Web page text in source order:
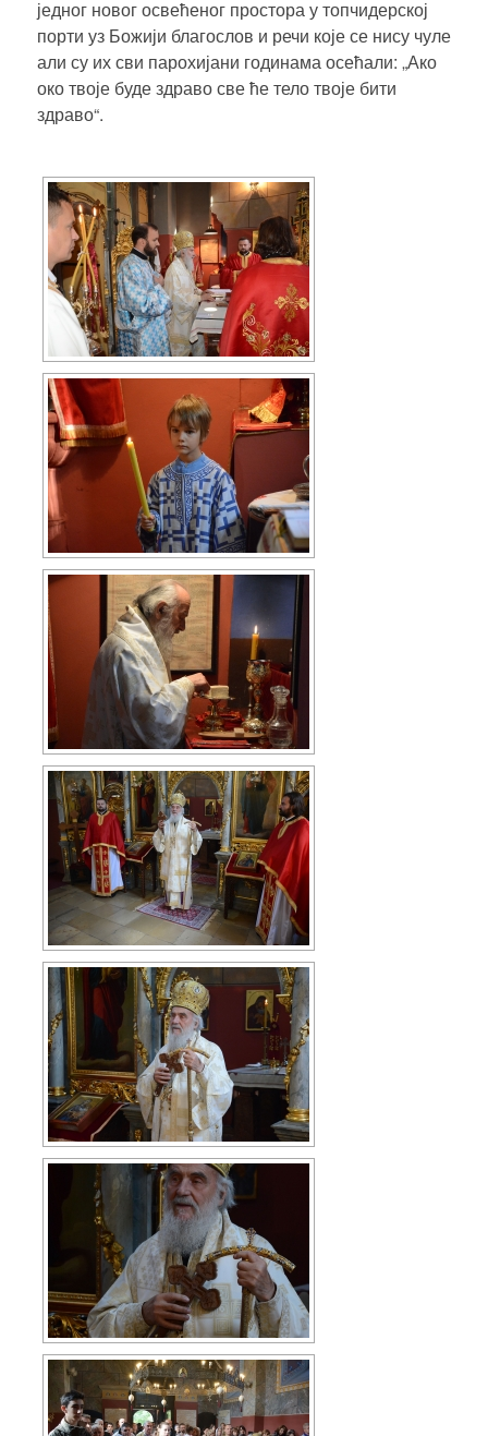
једног новог освећеног простора у топчидерској
порти уз Божији благослов и речи које се нису чуле
али су их сви парохијани годинама осећали: „Ако
око твоје буде здраво све ће тело твоје бити
здраво“.